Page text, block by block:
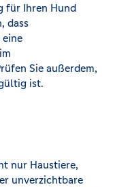
für Ihren Hund
dass
eine
Sie außerdem,
ist.
nur Haustiere,
unverzichtbare